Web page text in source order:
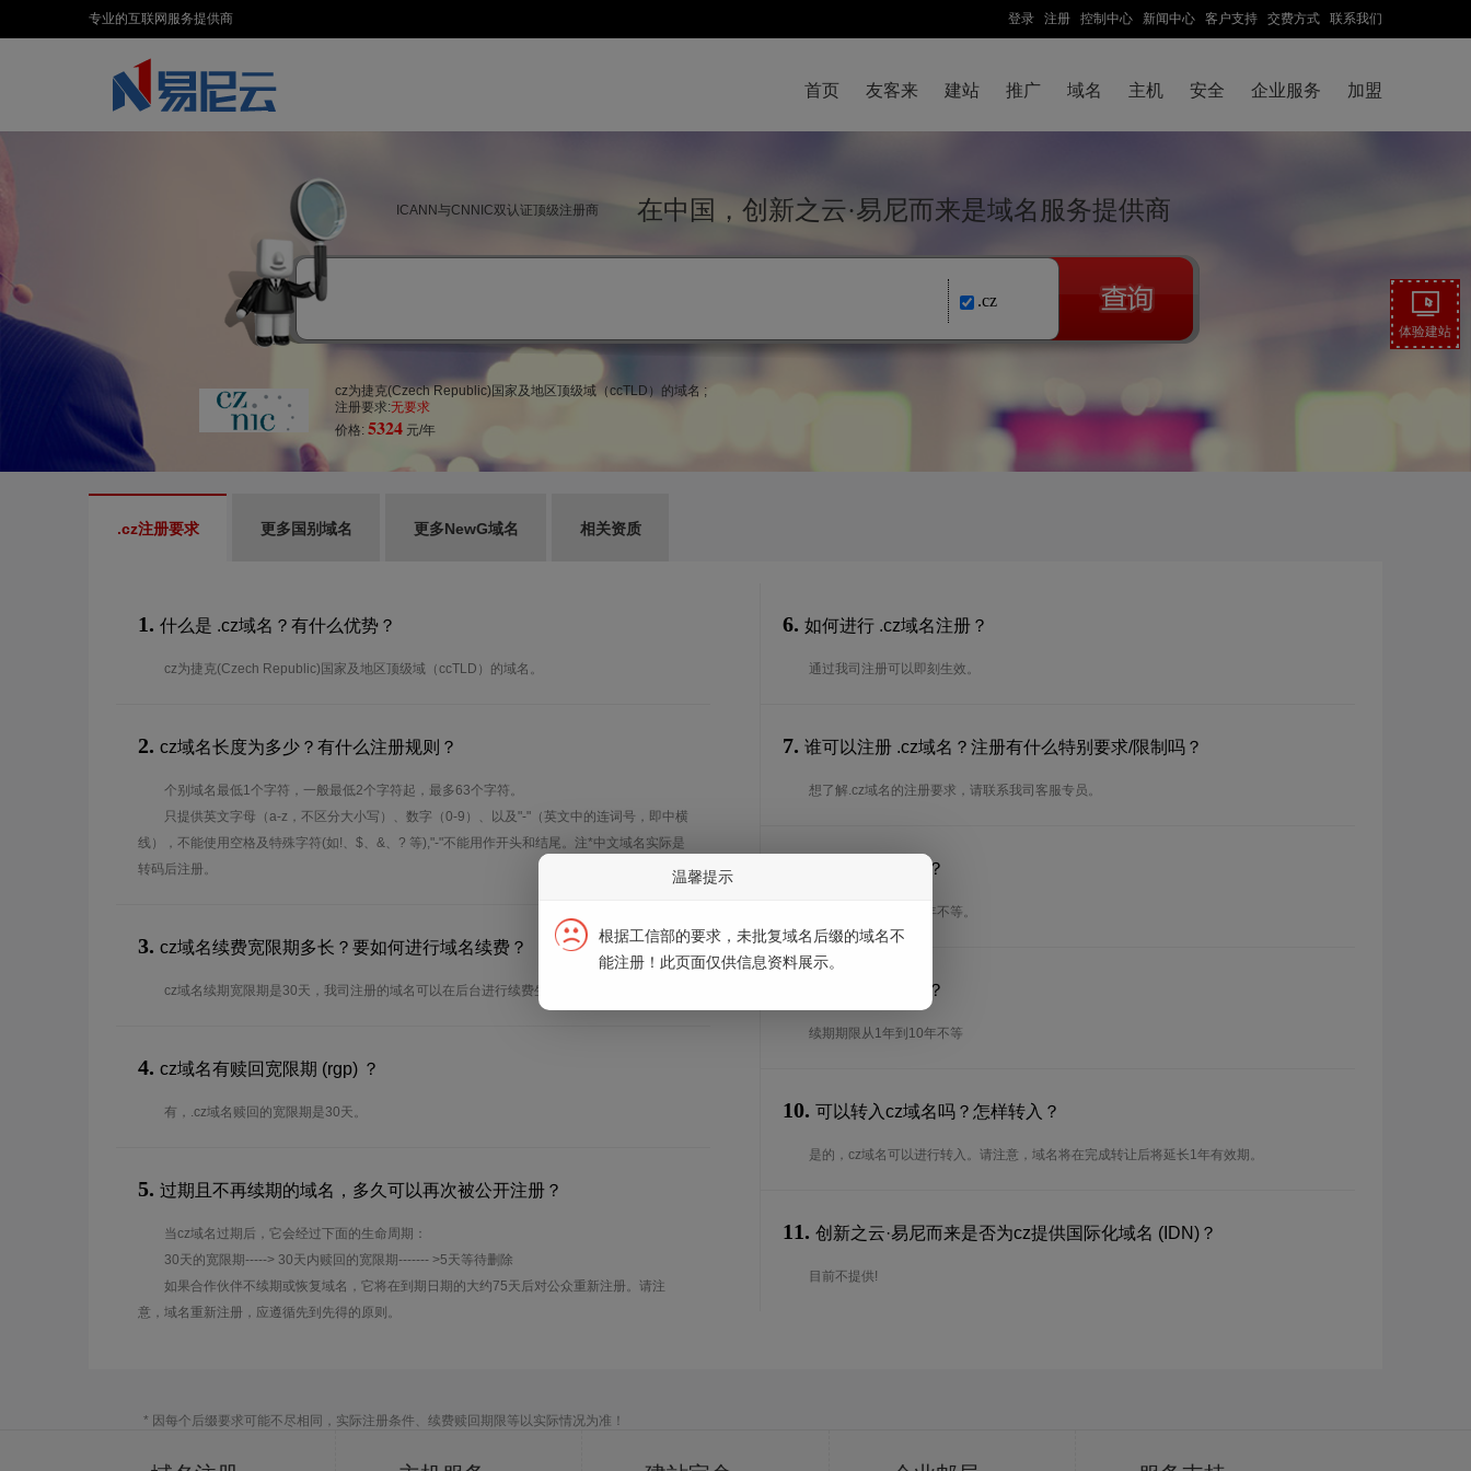
专业的互联网服务提供商 登录 注册 控制中心 新闻中心 客户支持 交费方式 联系我们
首页 友客来 建站 推广 域名 主机 安全 企业服务 加盟
ICANN与CNNIC双认证顶级注册商 在中国，创新之云·易尼而来是域名服务提供商
.cz
cz为捷克(Czech Republic)国家及地区顶级域（ccTLD）的域名 ;
注册要求:无要求
价格: 5324 元/年
.cz注册要求 更多国别域名 更多NewG域名 相关资质
1. 什么是 .cz域名？有什么优势？
cz为捷克(Czech Republic)国家及地区顶级域（ccTLD）的域名。
2. cz域名长度为多少？有什么注册规则？
个别域名最低1个字符，一般最低2个字符起，最多63个字符。
只提供英文字母（a-z，不区分大小写）、数字（0-9）、以及"-"（英文中的连词号，即中横
线），不能使用空格及特殊字符(如!、$、&、? 等),"-"不能用作开头和结尾。注*中文域名实际是
转码后注册。
3. cz域名续费宽限期多长？要如何进行域名续费？
cz域名续期宽限期是30天，我司注册的域名可以在后台进行续费生效。
4. cz域名有赎回宽限期 (rgp) ？
有，.cz域名赎回的宽限期是30天。
5. 过期且不再续期的域名，多久可以再次被公开注册？
当cz域名过期后，它会经过下面的生命周期：
30天的宽限期-----> 30天内赎回的宽限期------- >5天等待删除
如果合作伙伴不续期或恢复域名，它将在到期日期的大约75天后对公众重新注册。请注
意，域名重新注册，应遵循先到先得的原则。
6. 如何进行 .cz域名注册？
通过我司注册可以即刻生效。
7. 谁可以注册 .cz域名？注册有什么特别要求/限制吗？
想了解.cz域名的注册要求，请联系我司客服专员。
注册期限是多长？
注册期限从1年到10年不等。
续期期限是多长？
续期期限从1年到10年不等
10. 可以转入cz域名吗？怎样转入？
是的，cz域名可以进行转入。请注意，域名将在完成转让后将延长1年有效期。
11. 创新之云·易尼而来是否为cz提供国际化域名 (IDN)？
目前不提供!
* 因每个后缀要求可能不尽相同，实际注册条件、续费赎回期限等以实际情况为准！
体验建站
温馨提示
根据工信部的要求，未批复域名后缀的域名不
能注册！此页面仅供信息资料展示。